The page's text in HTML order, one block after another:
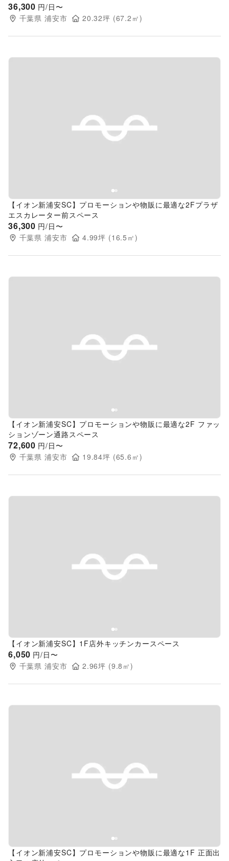
36,300 円/日〜
千葉県 浦安市 20.32坪 (67.2 ㎡)
Previous slide
【イオン新浦安SC】プロモーションや物販に最適な2Fプラザ
エスカレーター前スペース
36,300 円/日〜
千葉県 浦安市 4.99坪 (16.5 ㎡)
Previous slide
【イオン新浦安SC】プロモーションや物販に最適な2F ファッ
ションゾーン通路スペース
72,600 円/日〜
千葉県 浦安市 19.84坪 (65.6 ㎡)
Previous slide
【イオン新浦安SC】1F店外キッチンカースペース
6,050 円/日〜
千葉県 浦安市 2.96坪 (9.8 ㎡)
Previous slide
【イオン新浦安SC】プロモーションや物販に最適な1F 正面出